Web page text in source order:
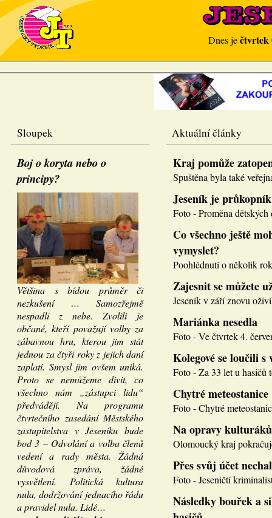
Dnes ječtvrtek
Sloupek
Boj o koryta nebo o
principy?
Většina s bídou průměr či
nezkušení … Samozřejmě
nespadli z nebe. Zvolili je
občané, kteří považují volby za
zábavnou hru, kterou jim stát
jednou za čtyři roky z jejich daní
zaplatí. Smysl jim ovšem uniká.
Proto se nemůžeme divit, co
všechno nám „zástupci lidu“
předvádějí. Na programu
čtvrtečního zasedání Městského
zastupitelstva v Jeseníku bude
bod 3 – Odvolání a volba členů
vedení a rady města. Žádná
důvodová zpráva, žádné
vysvětlení. Politická kultura
nula, dodržování jednacího řádu
a pravidel nula. Lidé…
Aktuální články
Kraj pomůže
Spuštěna byla také
Jeseník je průkopník
Foto - Proměna
Co všechno ještě
vymyslet?
Poohlédnutí o několik
Zajesnit se můžete
Jeseník v září znovu
Mariánka nesedla
Foto - Ve čtvrtek 4.
Kolegové se loučili s
Foto - Za 33 let u hasičů
Chytré meteostanice
Foto - Chytré
Na opravy
Olomoucký kraj
Přes svůj účet
Foto - Jeseničtí
Následky bouřek a